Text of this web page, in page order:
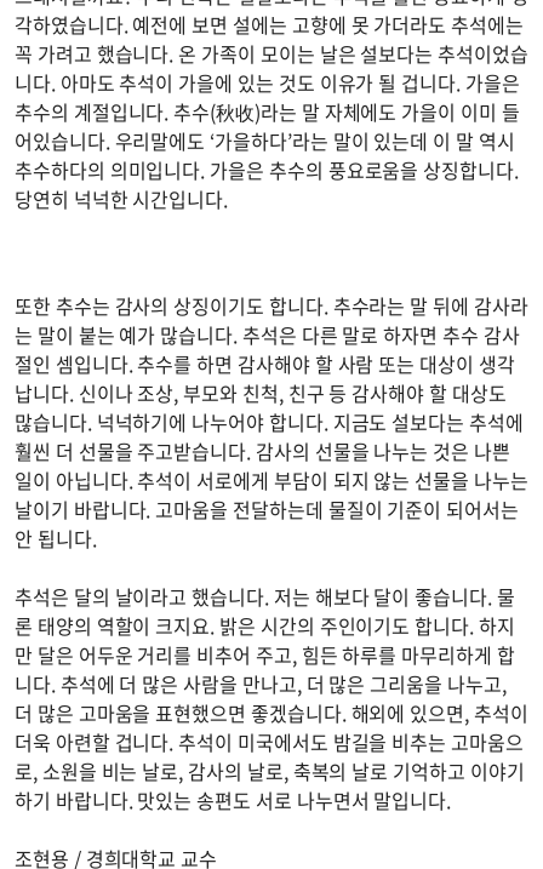
각하였습니다. 예전에 보면 설에는 고향에 못 가더라도 추석에는
꼭 가려고 했습니다. 온 가족이 모이는 날은 설보다는 추석이었습
니다. 아마도 추석이 가을에 있는 것도 이유가 될 겁니다. 가을은
추수의 계절입니다. 추수(秋收)라는 말 자체에도 가을이 이미 들
어있습니다. 우리말에도 ‘가을하다’라는 말이 있는데 이 말 역시
추수하다의 의미입니다. 가을은 추수의 풍요로움을 상징합니다.
당연히 넉넉한 시간입니다.
또한 추수는 감사의 상징이기도 합니다. 추수라는 말 뒤에 감사라
는 말이 붙는 예가 많습니다. 추석은 다른 말로 하자면 추수 감사
절인 셈입니다. 추수를 하면 감사해야 할 사람 또는 대상이 생각
납니다. 신이나 조상, 부모와 친척, 친구 등 감사해야 할 대상도
많습니다. 넉넉하기에 나누어야 합니다. 지금도 설보다는 추석에
훨씬 더 선물을 주고받습니다. 감사의 선물을 나누는 것은 나쁜
일이 아닙니다. 추석이 서로에게 부담이 되지 않는 선물을 나누는
날이기 바랍니다. 고마움을 전달하는데 물질이 기준이 되어서는
안 됩니다.
추석은 달의 날이라고 했습니다. 저는 해보다 달이 좋습니다. 물
론 태양의 역할이 크지요. 밝은 시간의 주인이기도 합니다. 하지
만 달은 어두운 거리를 비추어 주고, 힘든 하루를 마무리하게 합
니다. 추석에 더 많은 사람을 만나고, 더 많은 그리움을 나누고,
더 많은 고마움을 표현했으면 좋겠습니다. 해외에 있으면, 추석이
더욱 아련할 겁니다. 추석이 미국에서도 밤길을 비추는 고마움으
로, 소원을 비는 날로, 감사의 날로, 축복의 날로 기억하고 이야기
하기 바랍니다. 맛있는 송편도 서로 나누면서 말입니다.
조현용 / 경희대학교 교수